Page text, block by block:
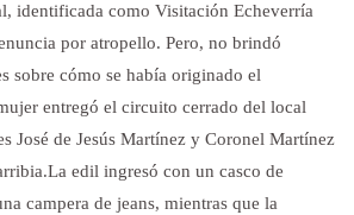
identificada como Visitación Echeverría
por atropello. Pero, no brindó
sobre cómo se había originado el
entregó el circuito cerrado del local
José de Jesús Martínez y Coronel Martínez
La edil ingresó con un casco de
campera de jeans, mientras que la